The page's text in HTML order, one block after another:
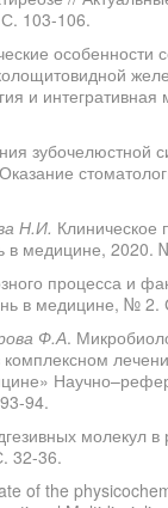
103-106.
особенности
и
Н.И. Клиническое
в медицине,
процесса и
в медицине, № 2.
Ф.А.
94.
молекул в
32-36.
of the